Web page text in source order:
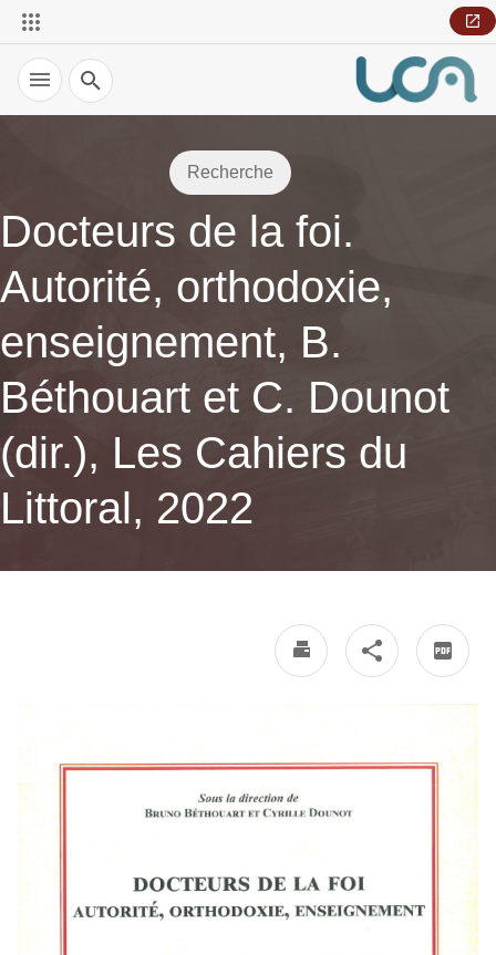
Recherche
Recherche
Docteurs de la foi.
Autorité, orthodoxie,
enseignement, B.
Béthouart et C. Dounot
(dir.), Les Cahiers du
Littoral, 2022